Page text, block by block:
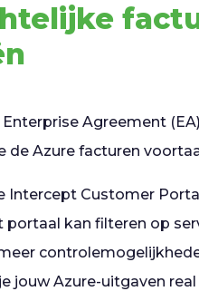
Agreement
de Azure facturen
Intercept Customer
portaal kan filteren op
jouw Azure-uitgaven